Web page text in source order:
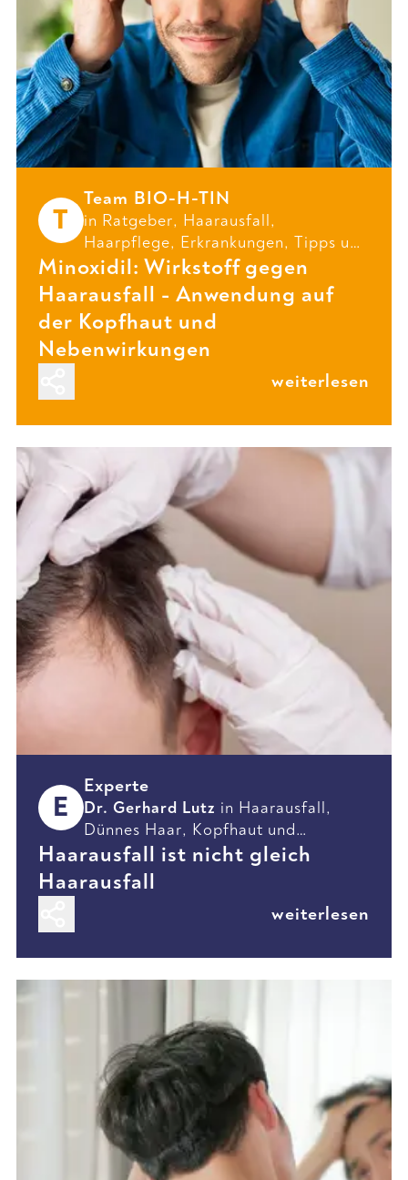
T
Team BIO-H-TIN
in Ratgeber, Haarausfall,
Haarpflege, Erkrankungen, Tipps und
Kopfhaut
Minoxidil: Wirkstoff gegen
Haarausfall - Anwendung auf
der Kopfhaut und
Nebenwirkungen
weiterlesen
E
Experte
Dr. Gerhard Lutz in Haarausfall,
Dünnes Haar, Kopfhaut und
Erkrankungen
Haarausfall ist nicht gleich
Haarausfall
weiterlesen